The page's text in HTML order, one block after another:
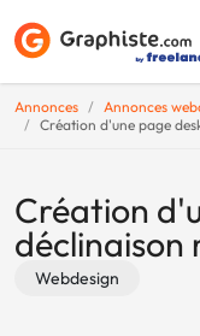
Annonces
Annonces
Création d'une page
Création
déclinaison
Webdesign